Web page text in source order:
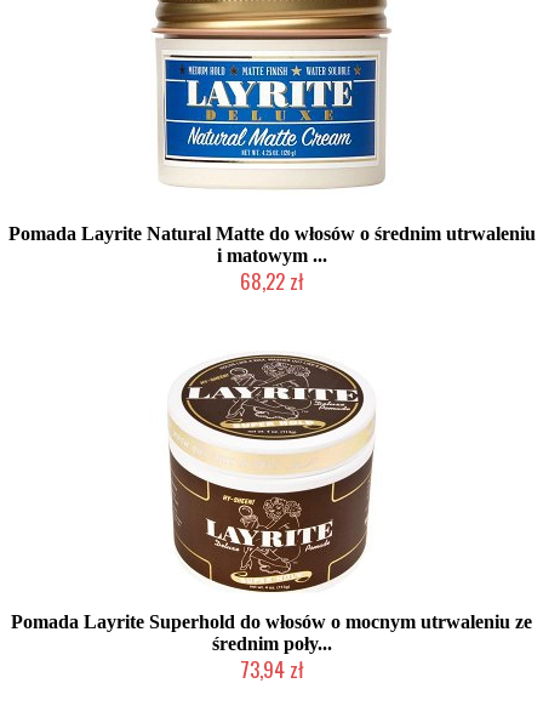
Pomada Layrite Natural Matte do włosów o średnim utrwaleniu
i matowym ...
68,22 zł
Pomada Layrite Superhold do włosów o mocnym utrwaleniu ze
średnim poły...
73,94 zł